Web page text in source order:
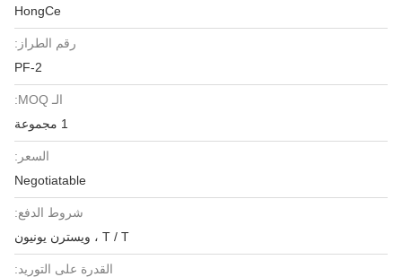
HongCe
رقم الطراز:
PF-2
الـ MOQ:
السعر:
Negotiatable
شروط الدفع:
T / T ، ويسترن يونيون
القدرة على التوريد: